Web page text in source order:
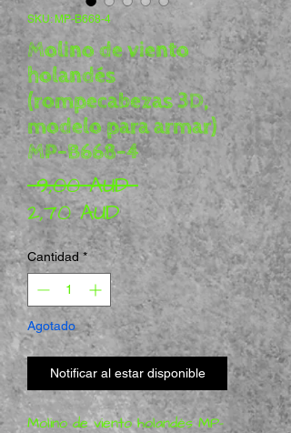
SKU: MP-B668-4
Molino de viento
holandés
(rompecabezas 3D,
modelo para armar)
MP-B668-4
9,00 AUD Precio
2,70 AUDPrecio de oferta
Cantidad *
Agotado
Notificar al estar disponible
Molino de viento holandés MP-